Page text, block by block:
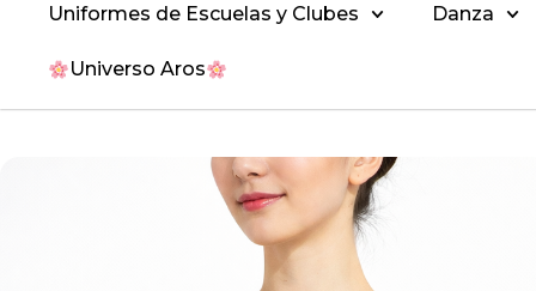
Uniformes de Escuelas y Clubes Danza
Universo Aros